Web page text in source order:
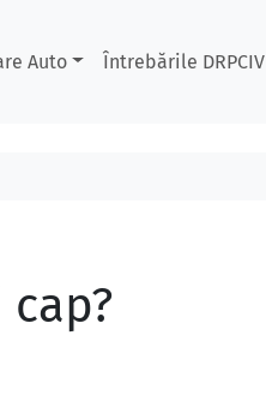
Auto Întrebările DRPCIV